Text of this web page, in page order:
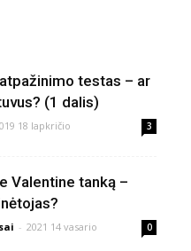
testas – ar
(1 dalis)
18 lapkričio 3
Valentine tanką –
- 2021 14 vasario 0